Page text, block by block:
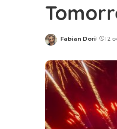
Posted
Fabian Dori 12